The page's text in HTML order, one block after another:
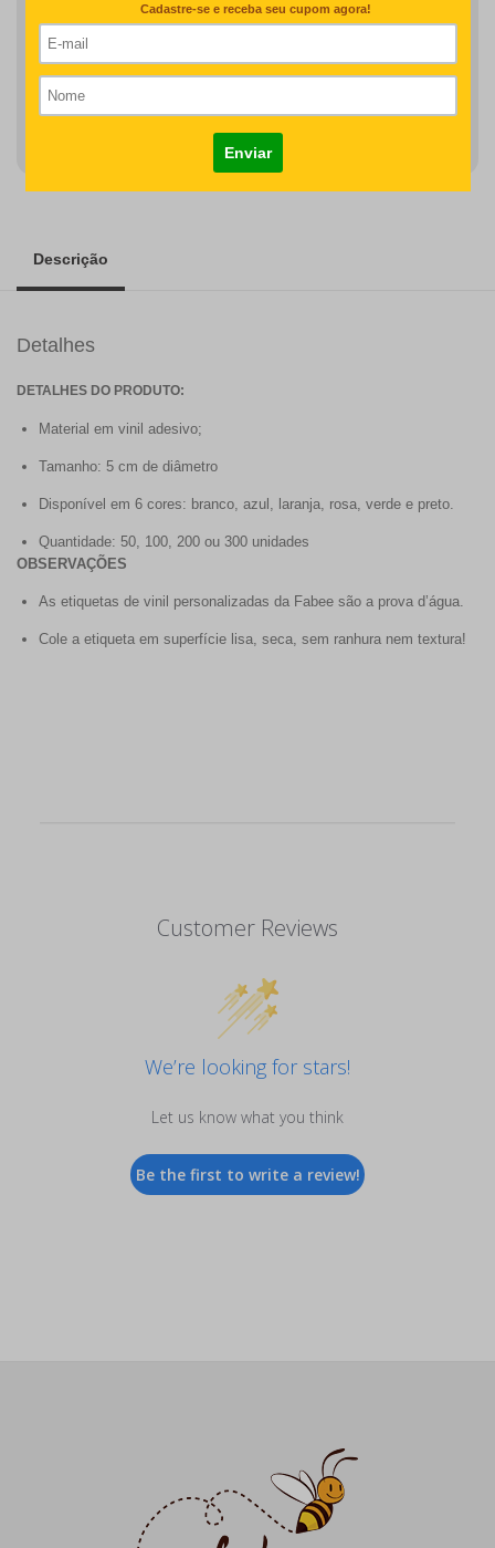
desenho/nome serão revisados na produção do seu pedido
R$67,00
Descrição
Detalhes
DETALHES DO PRODUTO:
Material em vinil adesivo;
Tamanho: 5 cm de diâmetro
Disponível em 6 cores: branco, azul, laranja, rosa, verde e preto.
Quantidade: 50, 100, 200 ou 300 unidades
OBSERVAÇÕES
As etiquetas de vinil personalizadas da Fabee são a prova d’água.
Cole a etiqueta em superfície lisa, seca, sem ranhura nem textura!
Customer Reviews
We’re looking for stars!
Let us know what you think
Be the first to write a review!